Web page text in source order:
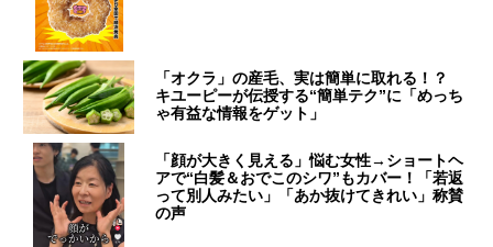
「オクラ」の産毛、実は簡単に取れる！？
キユーピーが伝授する“簡単テク”に「めっち
ゃ有益な情報をゲット」
「顔が大きく見える」悩む女性→ショートヘ
アで“白髪＆おでこのシワ”もカバー！「若返
って別人みたい」「あか抜けてきれい」称賛
の声